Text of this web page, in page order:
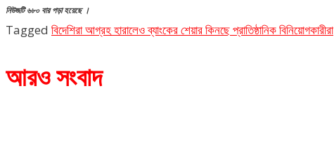
নিউজটি ৬৮০ বার পড়া হয়েছে ।
Tagged বিদেশিরা আগ্রহ হারালেও ব্যাংকের শেয়ার কিনছে প্রাতিষ্ঠানিক বিনিয়োগকারীরা
আরও সংবাদ